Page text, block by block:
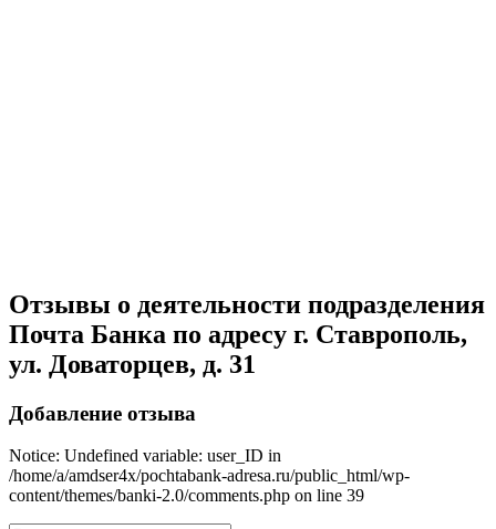
Отзывы о деятельности подразделения
Почта Банка по адресу г. Ставрополь,
ул. Доваторцев, д. 31
Добавление отзыва
Notice: Undefined variable: user_ID in
/home/a/amdser4x/pochtabank-adresa.ru/public_html/wp-
content/themes/banki-2.0/comments.php on line 39